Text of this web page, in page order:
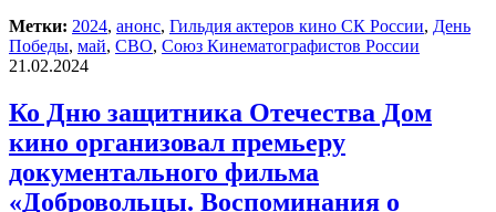
Метки: 2024, анонс, Гильдия актеров кино СК России, День
Победы, май, СВО, Союз Кинематографистов России
21.02.2024
Ко Дню защитника Отечества Дом
кино организовал премьеру
документального фильма
«Добровольцы. Воспоминания о